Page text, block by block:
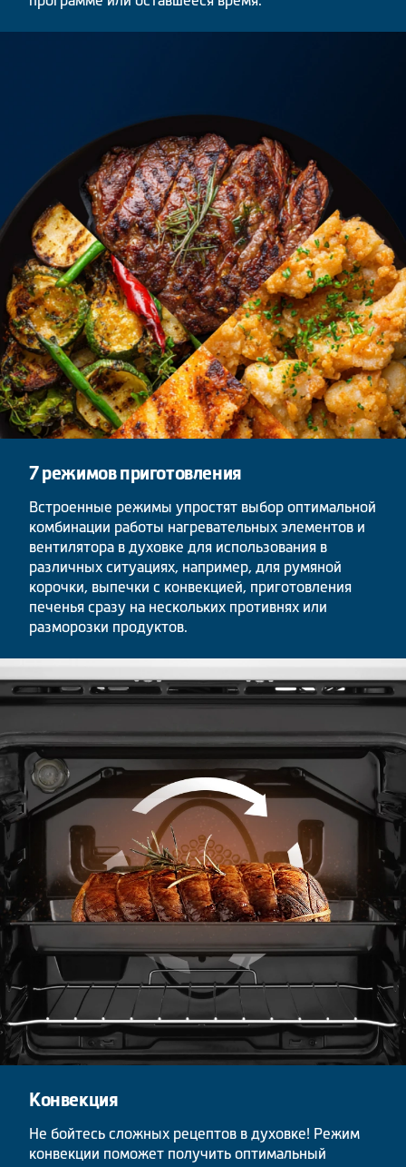
7 режимов приготовления
Встроенные режимы упростят выбор оптимальной
комбинации работы нагревательных элементов и
вентилятора в духовке для использования в
различных ситуациях, например, для румяной
корочки, выпечки с конвекцией, приготовления
печенья сразу на нескольких противнях или
разморозки продуктов.
Конвекция
Не бойтесь сложных рецептов в духовке! Режим
конвекции поможет получить оптимальный